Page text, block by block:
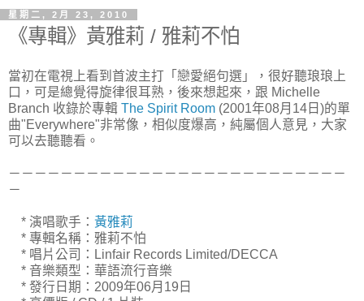
星期二, 2月 23, 2010
《專輯》黃雅莉 / 雅莉不怕
當初在電視上看到首波主打「戀愛絕句選」，很好聽琅琅上
口，可是總覺得旋律很耳熟，後來想起來，跟 Michelle
Branch 收錄於專輯 The Spirit Room (2001年08月14日)的單
曲"Everywhere"非常像，相似度爆高，純屬個人意見，大家
可以去聽聽看。
－－－－－－－－－－－－－－－－－－－－－－－－－－
－
* 演唱歌手： 黃雅莉
* 專輯名稱：雅莉不怕
* 唱片公司：Linfair Records Limited/DECCA
* 音樂類型：華語流行音樂
* 發行日期：2009年06月19日